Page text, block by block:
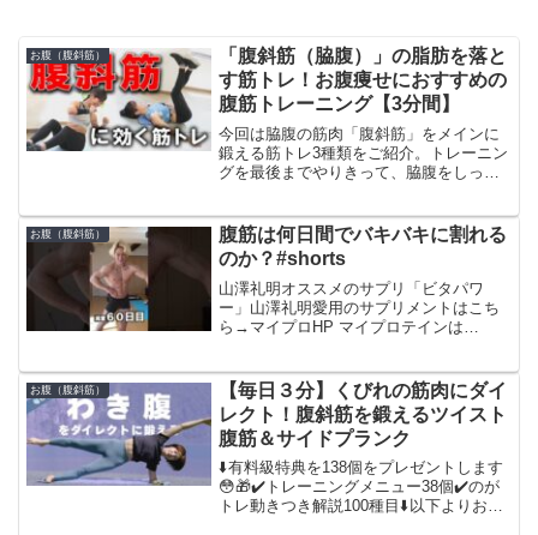
お腹（腹斜筋）
「腹斜筋（脇腹）」の脂肪を落と
す筋トレ！お腹痩せにおすすめの
腹筋トレーニング【3分間】
今回は脇腹の筋肉「腹斜筋」をメインに
鍛える筋トレ3種類をご紹介。トレーニン
グを最後までやりきって、脇腹をしっか
さい。ReebokONEエリート /フィットネ
スランニング...
お腹（腹斜筋）
腹筋は何日間でバキバキに割れる
のか？#shorts
山澤礼明オススメのサプリ「ビタパワ
ー」山澤礼明愛用のサプリメントはこち
ら→マイプロHP マイプロテインは
是非。通常セールが50%引きなら51%引
になります。山澤オス...
お腹（腹斜筋）
【毎日３分】くびれの筋肉にダイ
レクト！腹斜筋を鍛えるツイスト
腹筋＆サイドプランク
⬇️有料級特典を138個をプレゼントします
😳🎁✔️トレーニングメニュー38個✔️のが
トレ動きつき解説100種目⬇️以下よりお受